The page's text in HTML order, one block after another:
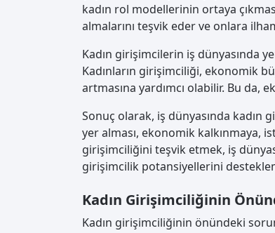
kadın rol modellerinin ortaya
almalarını teşvik eder ve onlara
Kadın girişimcilerin iş dünyasında
Kadınların girişimciliği, ekonomik
artmasına yardımcı olabilir. Bu da,
Sonuç olarak, iş dünyasında kadın
yer alması, ekonomik kalkınmaya,
girişimciliğini teşvik etmek, iş
girişimcilik potansiyellerini
Kadın Girişimciliğinin
Kadın girişimciliğinin önündeki